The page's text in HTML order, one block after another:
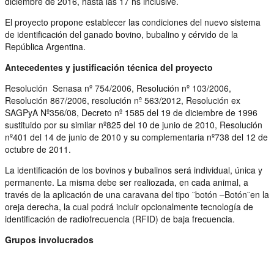
El proyecto propone establecer las condiciones del nuevo sistema
de identificación del ganado bovino, bubalino y cérvido de la
República Argentina.
Antecedentes y justificación técnica del proyecto
Resolución Senasa nº 754/2006, Resolución nº 103/2006,
Resolución 867/2006, resolución nº 563/2012, Resolución ex
SAGPyA Nº356/08, Decreto nº 1585 del 19 de diciembre de 1996
sustituido por su similar nº825 del 10 de junio de 2010, Resolución
nº401 del 14 de junio de 2010 y su complementaria nº738 del 12 de
octubre de 2011.
La identificación de los bovinos y bubalinos será individual, única y
permanente. La misma debe ser realiozada, en cada animal, a
través de la aplicación de una caravana del tipo ¨botón –Botón¨en la
oreja derecha, la cual podrá incluir opcionalmente tecnología de
identificación de radiofrecuencia (RFID) de baja frecuencia.
Grupos involucrados